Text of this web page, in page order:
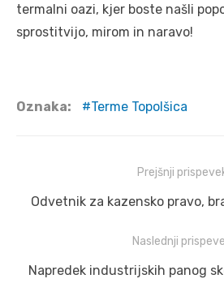
termalni oazi, kjer boste našli
sprostitvijo, mirom in naravo!
Oznaka: Terme Topolšica
prispevka
Prejšnji
Prejšnji
Odvetnik za kazensko pravo,
Naslednji
Naslednji
Napredek industrijskih panog